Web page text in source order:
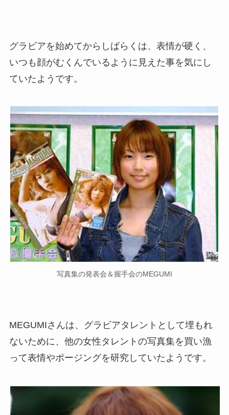
グラビアを始めてからしばらくは、表情が硬く、
いつも顔がむくんでいるように見えた事を気にし
ていたようです。
写真集の発表会＆握手会のMEGUMI
MEGUMIさんは、グラビアタレントとして埋もれ
ないために、他の女性タレントの写真集を買い漁
って表情やポージングを研究していたようです。